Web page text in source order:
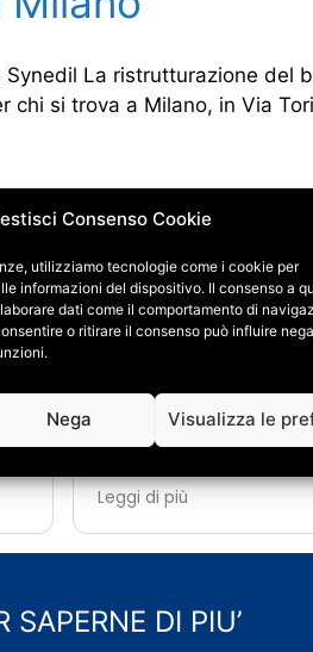
Consenso Cookie
utilizziamo tecnologie come i cookie per
informazioni del dispositivo. Il consenso a
dati come il comportamento di
o ritirare il consenso può influire
Nega Visualizza le
La ristrutturazione
chi si trova a Milano, in Via
e
Daniele
24/06/2026
A causa di un
dovuto ristrutturare
primo bagno.
Essendoci trovati
affidato a loro anche
completo del secondo
diversi altri lavori di
manutenzione della
estremamente
professionale e
Leggi di più
SAPERNE DI PIU’